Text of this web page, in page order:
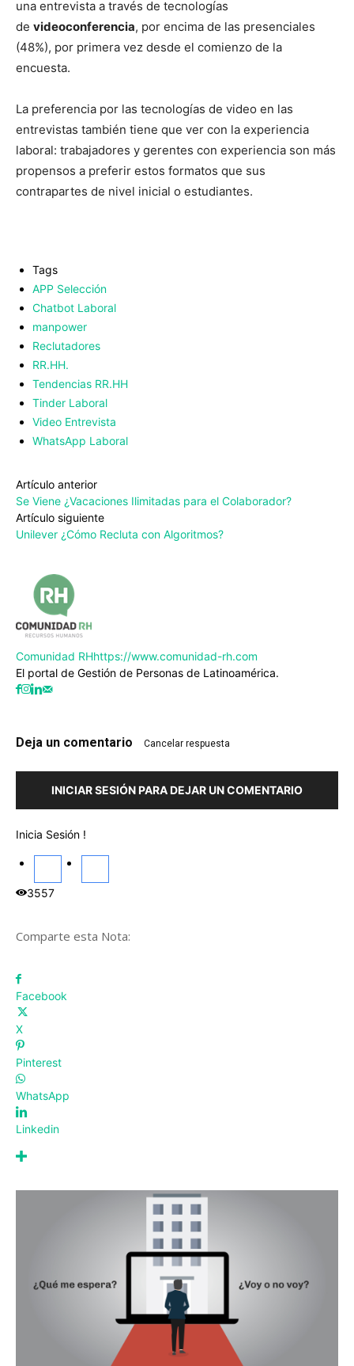
una entrevista a través de tecnologías
de videoconferencia, por encima de las presenciales
(48%), por primera vez desde el comienzo de la
encuesta.
La preferencia por las tecnologías de video en las
entrevistas también tiene que ver con la experiencia
laboral: trabajadores y gerentes con experiencia son más
propensos a preferir estos formatos que sus
contrapartes de nivel inicial o estudiantes.
Tags
APP Selección
Chatbot Laboral
manpower
Reclutadores
RR.HH.
Tendencias RR.HH
Tinder Laboral
Video Entrevista
WhatsApp Laboral
Artículo anterior
Se Viene ¿Vacaciones Ilimitadas para el Colaborador?
Artículo siguiente
Unilever ¿Cómo Recluta con Algoritmos?
Comunidad RHhttps://www.comunidad-rh.com
El portal de Gestión de Personas de Latinoamérica.
Deja un comentario Cancelar respuesta
INICIAR SESIÓN PARA DEJAR UN COMENTARIO
Inicia Sesión !
3557
Comparte esta Nota:
Facebook
X
Pinterest
WhatsApp
Linkedin